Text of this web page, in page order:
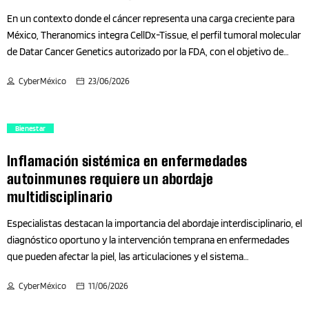
Cultural
Culture
Cursos
Cybersecurity
Decoración
Deporte y Letras
Deporte y Salud
En un contexto donde el cáncer representa una carga creciente para
México, Theranomics integra CellDx-Tissue, el perfil tumoral molecular
de Datar Cancer Genetics autorizado por la FDA, con el objetivo de
mejor la biología de cada tumor y orientar tratamientos
precisión para pacientes con tumores sólidos en México. Theranomics
molecular comprensivo desarrollado por Datar Cancer Genetics,
diseñado para analizar alteraciones genómicas relevantes en tumores
sólidos y apoyar decisiones clínicas en oncología de precisión. CellDx
fue autorizado por la Food and Drug Administration (FDA) de Estados
Unidos y se realiza en los laboratorios de Datar Cancer Genetics
acreditados por CAP y certificados por CLIA, […]
CyberMéxico 23/06/2026
Bienestar
Inflamación sistémica en enfermedades
autoinmunes requiere un abordaje
multidisciplinario
Especialistas destacan la importancia del abordaje interdisciplinario, el
diagnóstico oportuno y la intervención temprana en enfermedades
que pueden afectar la piel, las articulaciones y el sistema
de mexicanos viven con enfermedades autoinmunes. AbbVie impulsa
CyberMéxico 11/06/2026